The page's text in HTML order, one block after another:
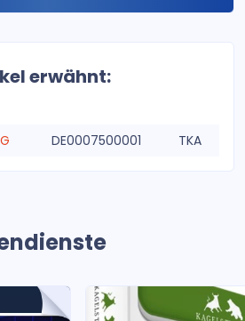
erwähnt:
DE0007500001 TKA